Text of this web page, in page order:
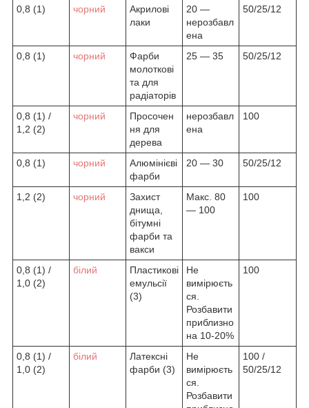
0,8 (1) чорний
Акрилові
лаки
20 —
нерозбавл
ена
50/25/12
0,8 (1) чорний
Фарби
молоткові
та для
радіаторів
25 — 35 50/25/12
0,8 (1) /
1,2 (2)
чорний
Просочен
ня для
дерева
нерозбавл
ена
100
0,8 (1) чорний
Алюмінієві
фарби
20 — 30 50/25/12
1,2 (2) чорний
Захист
днища,
бітумні
фарби та
вакси
Макс. 80
— 100
100
0,8 (1) /
1,0 (2)
білий
Пластикові
емульсії
(3)
Не
вимірюєть
ся.
Розбавити
приблизно
на 10-20%
100
0,8 (1) /
1,0 (2)
білий
Латексні
фарби (3)
Не
вимірюєть
ся.
Розбавити
100 /
50/25/12